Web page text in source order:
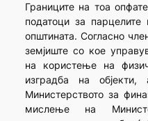
Границите на тоа
податоци за
општината. Согласно
земјиште со кое
на користење на
изградба на
Министерството за
мислење на